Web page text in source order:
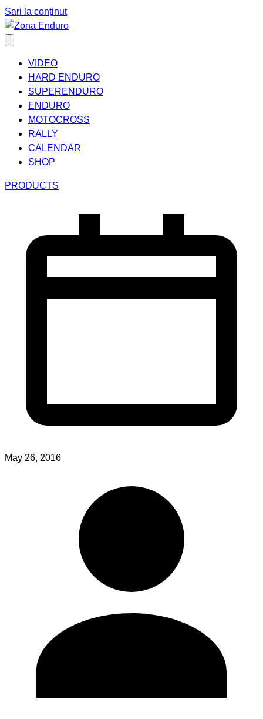
Sari la conținut
VIDEO
HARD ENDURO
SUPERENDURO
ENDURO
MOTOCROSS
RALLY
CALENDAR
SHOP
PRODUCTS
May 26, 2016